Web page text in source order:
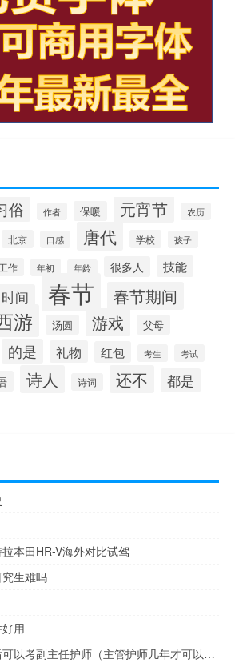
俗 作者 保暖 元宵节 农历
北京 口感 唐代 学校 孩子
工作 年初 年龄 很多人 技能
时间 春节 春节期间
游 汤圆 游戏 父母
的是 礼物 红包 考生 考试
诗人 诗词 还不 都是
本田HR-V海外对比试驾
生难吗
用
主管护师本科几年后可以考副主任护师（主管护师几年才可以考副主任护师呢 都需要什么条件 大专可不可以）